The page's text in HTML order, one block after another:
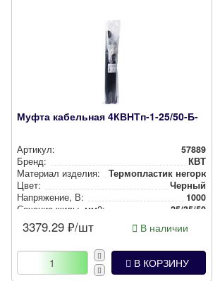
Муфта кабельная 4КВНТп-1-25/50-Б-
Артикул:
57889
Бренд:
КВТ
Материал изделия:
Тер­моп­лас­тик негорючий
Цвет:
Черный
Нап­ря­же­ние, В:
1000
Сечение жилы, мм2:
25/35/50
3379.29 ₽/шт В наличии
В КОРЗИНУ